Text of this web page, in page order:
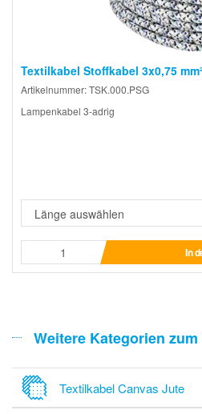
Textilkabel Stoffkabel 3x0,75
Artikelnummer: TSK.000.PSG
Lampenkabel 3-adrig
In
Weitere Kategorien
Textilkabel Canvas Jute